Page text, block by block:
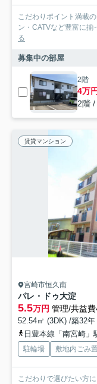
こだわりポイント満載
ン・CATVなど豊富に揃
る
募集中の部屋
2階
4万円
2階 /
賃貸マンション
宮崎市恒久南
パレ・ドゥ大淀
5.5万円 管理/共益
52.54㎡ (3DK) /築32年
日豊本線「南宮崎」
駐輪場 敷地内ごみ
こだわりで選びたい方